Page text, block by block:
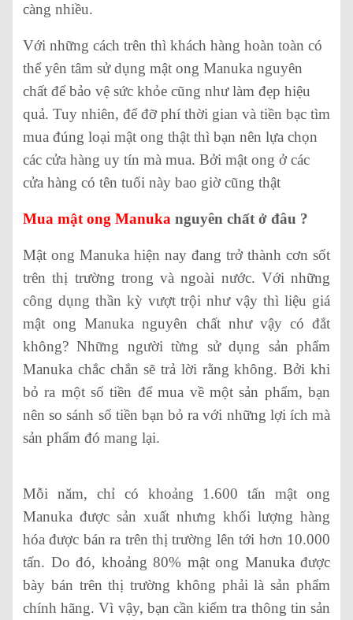
càng nhiều.
Với những cách trên thì khách hàng hoàn toàn có
thể yên tâm sử dụng mật ong Manuka nguyên
chất để bảo vệ sức khỏe cũng như làm đẹp hiệu
quả. Tuy nhiên, để đỡ phí thời gian và tiền bạc tìm
mua đúng loại mật ong thật thì bạn nên lựa chọn
các cửa hàng uy tín mà mua. Bởi mật ong ở các
cửa hàng có tên tuổi này bao giờ cũng thật
Mua mật ong Manuka nguyên chất ở đâu ?
Mật ong Manuka hiện nay đang trở thành cơn sốt
trên thị trường trong và ngoài nước. Với những
công dụng thần kỳ vượt trội như vậy thì liệu giá
mật ong Manuka nguyên chất như vậy có đắt
không? Những người từng sử dụng sản phẩm
Manuka chắc chắn sẽ trả lời rằng không. Bởi khi
bỏ ra một số tiền để mua về một sản phẩm, bạn
nên so sánh số tiền bạn bỏ ra với những lợi ích mà
sản phẩm đó mang lại.
Mỗi năm, chỉ có khoảng 1.600 tấn mật ong
Manuka được sản xuất nhưng khối lượng hàng
hóa được bán ra trên thị trường lên tới hơn 10.000
tấn. Do đó, khoảng 80% mật ong Manuka được
bày bán trên thị trường không phải là sản phẩm
chính hãng. Vì vậy, bạn cần kiểm tra thông tin sản